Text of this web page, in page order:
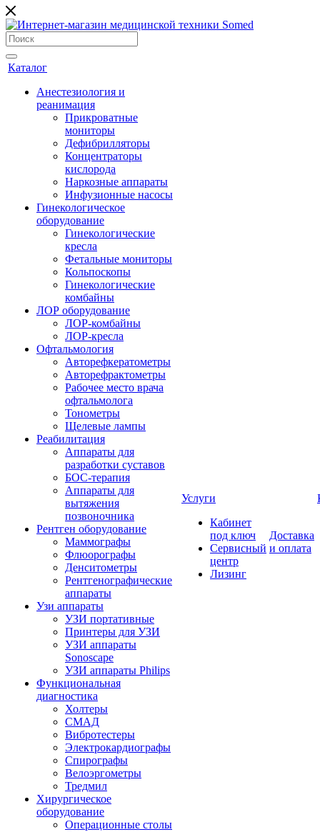
Каталог
Анестезиология и
реанимация
Прикроватные
мониторы
Дефибрилляторы
Концентраторы
кислорода
Наркозные аппараты
Инфузионные насосы
Гинекологическое
оборудование
Гинекологические
кресла
Фетальные мониторы
Кольпоскопы
Гинекологические
комбайны
ЛОР оборудование
ЛОР-комбайны
ЛОР-кресла
Офтальмология
Авторефкератометры
Авторефрактометры
Рабочее место врача
офтальмолога
Тонометры
Щелевые лампы
Реабилитация
Аппараты для
разработки суставов
БОС-терапия
Аппараты для
вытяжения
позвоночника
Рентген оборудование
Маммографы
Флюорографы
Денситометры
Рентгенографические
аппараты
Узи аппараты
УЗИ портативные
Принтеры для УЗИ
УЗИ аппараты
Sonoscape
УЗИ аппараты Philips
Функциональная
диагностика
Холтеры
СМАД
Вибротестеры
Электрокардиографы
Спирографы
Велоэргометры
Тредмил
Хирургическое
оборудование
Операционные столы
Услуги
Кабинет
под ключ
Сервисный
центр
Лизинг
Доставка
и оплата